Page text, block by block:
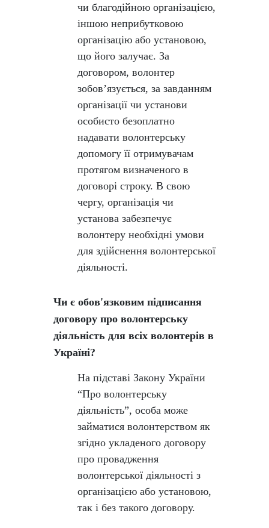
чи благодійною організацією,
іншою неприбутковою
організацію або установою,
що його залучає. За
договором, волонтер
зобов’язується, за завданням
організації чи установи
особисто безоплатно
надавати волонтерську
допомогу її отримувачам
протягом визначеного в
договорі строку. В свою
чергу, організація чи
установа забезпечує
волонтеру необхідні умови
для здійснення волонтерської
діяльності.
Чи є обов'язковим підписання
договору про волонтерську
діяльність для всіх волонтерів в
Україні?
На підставі Закону України
“Про волонтерську
діяльність”, особа може
займатися волонтерством як
згідно укладеного договору
про провадження
волонтерської діяльності з
організацією або установою,
так і без такого договору.